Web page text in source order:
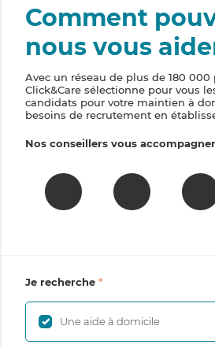
Comment
nous vous
Avec un réseau de plus de 180 000
Click&Care sélectionne pour vous
candidats pour votre maintien à
besoins de recrutement en
Nos conseillers vous
Je recherche
Une aide à domicile